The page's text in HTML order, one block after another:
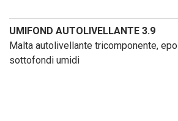
UMIFOND AUTOLIVELLANTE 3.9
Malta autolivellante tricomponente,
sottofondi umidi